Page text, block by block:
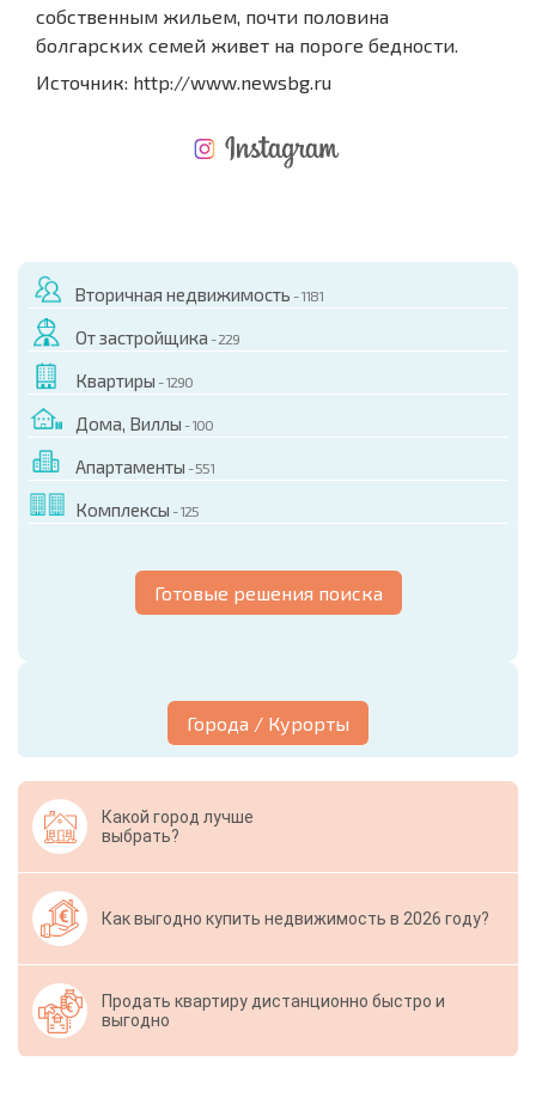
собственным жильем, почти половина
болгарских семей живет на пороге бедности.
Источник: http://www.newsbg.ru
Вторичная недвижимость - 1181
От застройщика - 229
Квартиры - 1290
Дома, Виллы - 100
Апартаменты - 551
Комплексы - 125
Готовые решения поиска
Города / Курорты
Какой город лучше
выбрать?
Как выгодно купить недвижимость в 2026 году?
Продать квартиру дистанционно быстро и
выгодно